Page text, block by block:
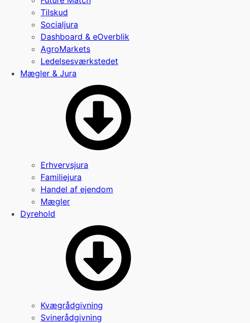
Tilskud
Socialjura
Dashboard & eOverblik
AgroMarkets
Ledelsesværkstedet
Mægler & Jura
Erhvervsjura
Familiejura
Handel af ejendom
Mægler
Dyrehold
Kvægrådgivning
Svinerådgivning